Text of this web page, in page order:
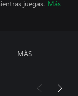
juegas. Más
MÁS